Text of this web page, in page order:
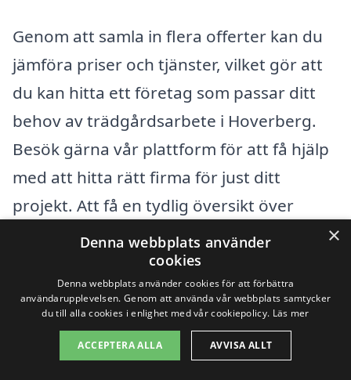
Genom att samla in flera offerter kan du
jämföra priser och tjänster, vilket gör att
du kan hitta ett företag som passar ditt
behov av trädgårdsarbete i Hoverberg.
Besök gärna vår plattform för att få hjälp
med att hitta rätt firma för just ditt
projekt. Att få en tydlig översikt över
kostnader och tjänster säkerställer att du
får det bästa möjliga erbjudandet för dina
behov.
Få 3 erbjudanden, gratis och utan
×
Denna webbplats använder
cookies
Denna webbplats använder cookies för att förbättra
användarupplevelsen. Genom att använda vår webbplats samtycker
du till alla cookies i enlighet med vår cookiepolicy. Läs mer
ACCEPTERA ALLA AVVISA ALLT